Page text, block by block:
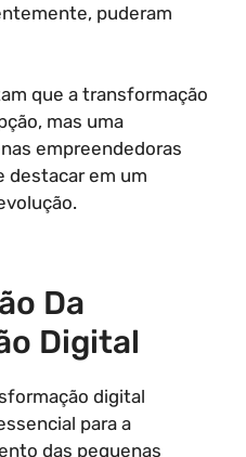
puderam
que a transformação
mas uma
empreendedoras
destacar em um
Da
Digital
digital
para a
das pequenas